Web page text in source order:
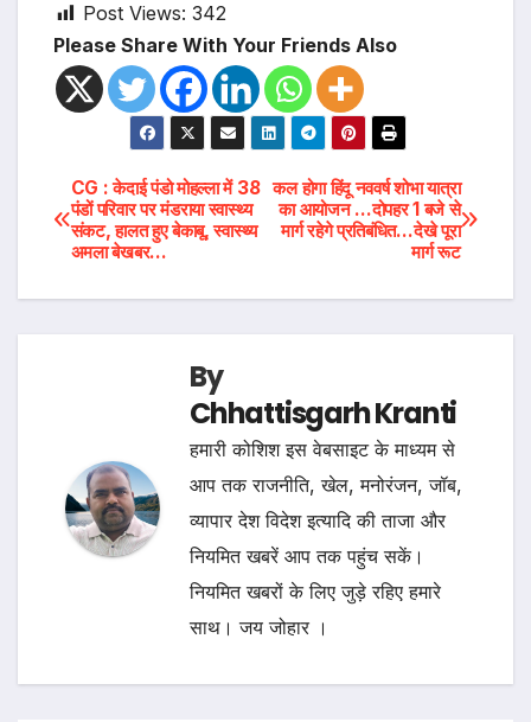
Post Views: 342
Please Share With Your Friends Also
Post
navigation
कल होगा हिंदू नववर्ष शोभा यात्रा
का आयोजन …दोपहर 1 बजे से
मार्ग रहेगे प्रतिबंधित…देखे पूरा
मार्ग रूट
CG : केदाई पंडो मोहल्ला में 38
पंडों परिवार पर मंडराया स्वास्थ्य
संकट, हालत हुए बेकाबू, स्वास्थ्य
अमला बेखबर…
By
Chhattisgarh Kranti
हमारी कोशिश इस वेबसाइट के माध्यम से
आप तक राजनीति, खेल, मनोरंजन, जॉब,
व्यापार देश विदेश इत्यादि की ताजा और
नियमित खबरें आप तक पहुंच सकें।
नियमित खबरों के लिए जुड़े रहिए हमारे
साथ। जय जोहार ।